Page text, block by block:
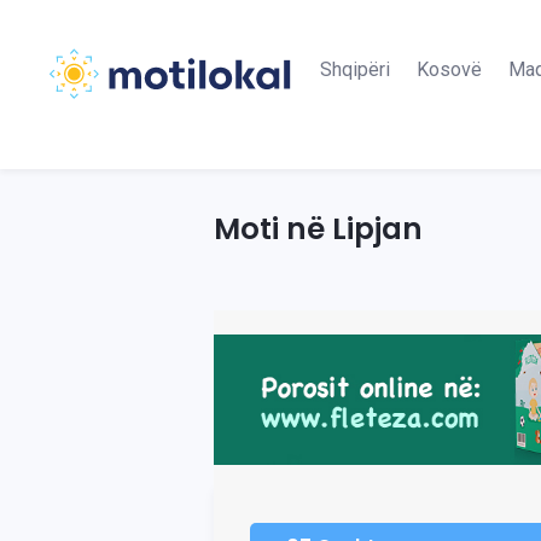
Shqipëri Kosovë
Moti në Lipjan